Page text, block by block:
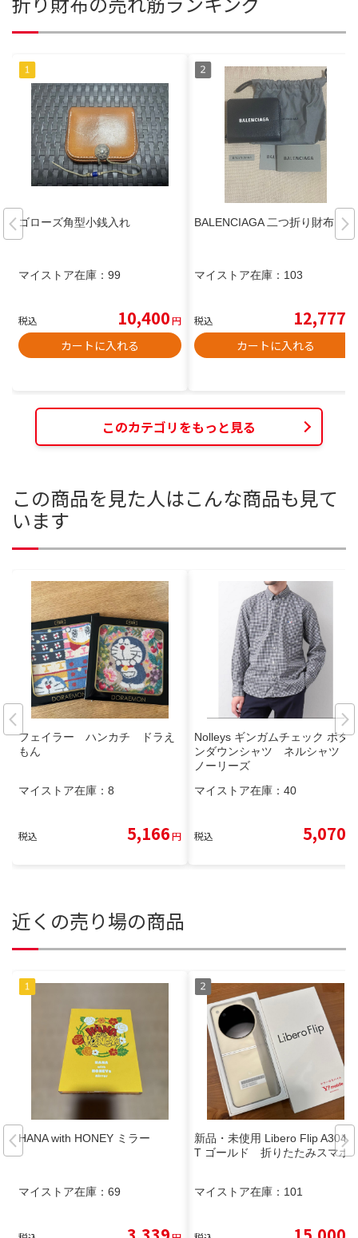
ゴローズ角型小銭入れ
マイストア在庫： 99
税込 10,400円
カートに入れる
BALENCIAGA 二つ折り財布
マイストア在庫： 103
税込 12,777
カートに入れる
このカテゴリをもっと見る
この商品を見た人はこんな商品も見て
います
フェイラー ハンカチ ドラえ
もん
マイストア在庫： 8
税込 5,166円
Nolleys ギンガムチェック ボタ
ンダウンシャツ ネルシャツ
ノーリーズ
マイストア在庫： 40
税込 5,070
近くの売り場の商品
HANA with HONEY ミラー
マイストア在庫： 69
新品・未使用 Libero Flip A304Z
T ゴールド 折りたたみスマホ
マイストア在庫： 101